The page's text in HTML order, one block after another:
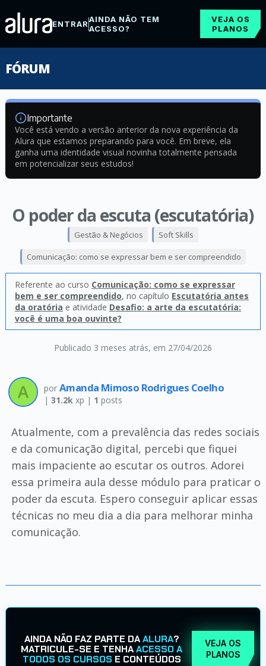
ENTRARAINDA NÃO TEM
ACESSO?
VEJA OS
PLANOS
FÓRUM
Importante
Você está vendo a versão anterior da nova experiência da
Alura que estamos preparando para você. Em breve, ela
ganha uma identidade visual novinha totalmente pensada
em potencializar seus estudos!
O poder da escuta (escutatória)
Publicado 3 meses atrás, em 27/04/2026
Gestão & Negócios Soft Skills
Comunicação: como se expressar bem e ser compreendido
Referente ao curso Comunicação: como se expressar
bem e ser compreendido, no capítulo Escutatória antes
da oratória e atividade Desafio: a arte da escutatória:
você é uma boa ouvinte?
por Amanda Mimoso Rodrigues Coelho
| 31.2kxp | 1 posts
Atualmente, com a prevalência das redes sociais
e da comunicação digital, percebi que fiquei
mais impaciente ao escutar os outros. Adorei
essa primeira aula desse módulo para praticar o
poder da escuta. Espero conseguir aplicar essas
técnicas no meu dia a dia para melhorar minha
comunicação.
AINDA NÃO FAZ PARTE DAALURA?
MATRICULE-SE E TENHAACESSO A
TODOS OS CURSOS E CONTEÚDOS
VEJA OS
PLANOS